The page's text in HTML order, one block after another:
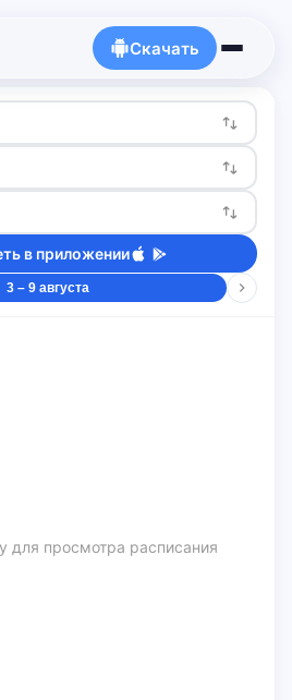
Скачать
в приложении
3 – 9 августа
для просмотра расписания